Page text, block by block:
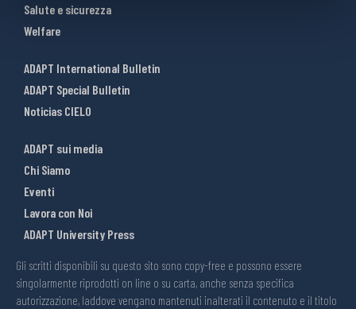
Salute e sicurezza
Welfare
ADAPT International Bulletin
ADAPT Special Bulletin
Noticias CIELO
ADAPT sui media
Chi Siamo
Eventi
Lavora con Noi
ADAPT University Press
Gli scritti disponibili su questo sito sono copy-free e possono essere
singolarmente riprodotti on line o su carta, anche senza specifica
autorizzazione, laddove vengano mantenuti inalterati il contenuto e il titolo